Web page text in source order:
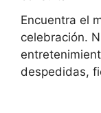
Encuentra el
celebración.
despedidas,